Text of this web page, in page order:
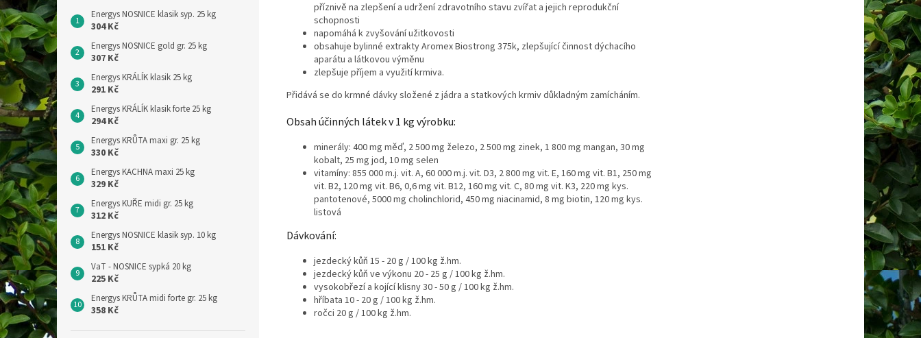
Energys NOSNICE klasik syp. 25 kg
304 Kč
Energys NOSNICE gold gr. 25 kg
307 Kč
Energys KRÁLÍK klasik 25 kg
291 Kč
Energys KRÁLÍK klasik forte 25 kg
294 Kč
Energys KRŮTA maxi gr. 25 kg
330 Kč
Energys KACHNA maxi 25 kg
329 Kč
Energys KUŘE midi gr. 25 kg
312 Kč
Energys NOSNICE klasik syp. 10 kg
151 Kč
VaT - NOSNICE sypká 20 kg
225 Kč
Energys KRŮTA midi forte gr. 25 kg
358 Kč
příznivě na zlepšení a udržení zdravotního stavu zvířat a jejich reprodukční
schopnosti
napomáhá k zvyšování užitkovosti
obsahuje bylinné extrakty Aromex Biostrong 375k, zlepšující činnost dýchacího
aparátu a látkovou výměnu
zlepšuje příjem a využití krmiva.
Přidává se do krmné dávky složené z jádra a statkových krmiv důkladným zamícháním.
Obsah účinných látek v 1 kg výrobku:
minerály: 400 mg měď, 2 500 mg železo, 2 500 mg zinek, 1 800 mg mangan, 30 mg
kobalt, 25 mg jod, 10 mg selen
vitamíny: 855 000 m.j. vit. A, 60 000 m.j. vit. D3, 2 800 mg vit. E, 160 mg vit. B1, 250 mg
vit. B2, 120 mg vit. B6, 0,6 mg vit. B12, 160 mg vit. C, 80 mg vit. K3, 220 mg kys.
pantotenové, 5000 mg cholinchlorid, 450 mg niacinamid, 8 mg biotin, 120 mg kys.
listová
Dávkování:
jezdecký kůň 15 - 20 g / 100 kg ž.hm.
jezdecký kůň ve výkonu 20 - 25 g / 100 kg ž.hm.
vysokobřezí a kojící klisny 30 - 50 g / 100 kg ž.hm.
hříbata 10 - 20 g / 100 kg ž.hm.
ročci 20 g / 100 kg ž.hm.